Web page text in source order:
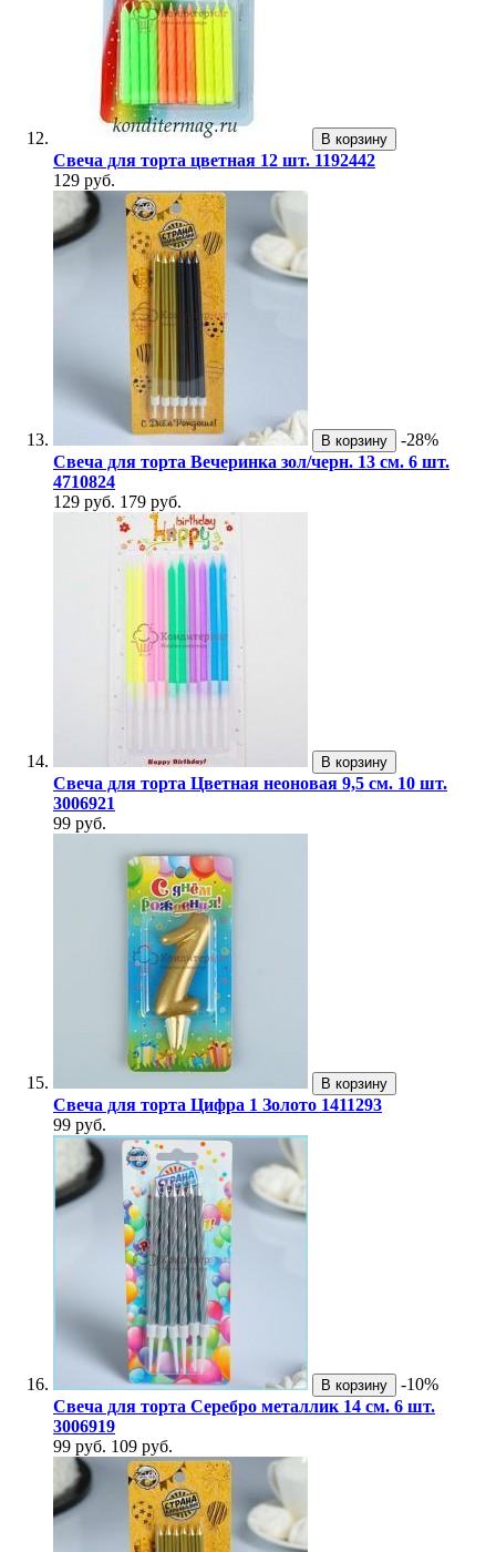
В корзину
Свеча для торта цветная 12 шт. 1192442
129 руб.
В корзину
-28%
Свеча для торта Вечеринка зол/черн. 13 см. 6 шт.
4710824
129 руб. 179 руб.
В корзину
Свеча для торта Цветная неоновая 9,5 см. 10 шт.
3006921
99 руб.
В корзину
Свеча для торта Цифра 1 Золото 1411293
99 руб.
В корзину
-10%
Свеча для торта Серебро металлик 14 см. 6 шт.
3006919
99 руб. 109 руб.